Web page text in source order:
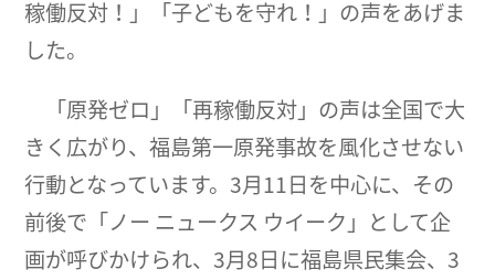
稼働反対！」「子どもを守れ！」の声をあげま
した。
「原発ゼロ」「再稼働反対」の声は全国で大
きく広がり、福島第一原発事故を風化させない
行動となっています。3月11日を中心に、その
前後で「ノー ニュークス ウイーク」として企
画が呼びかけられ、3月8日に福島県民集会、3